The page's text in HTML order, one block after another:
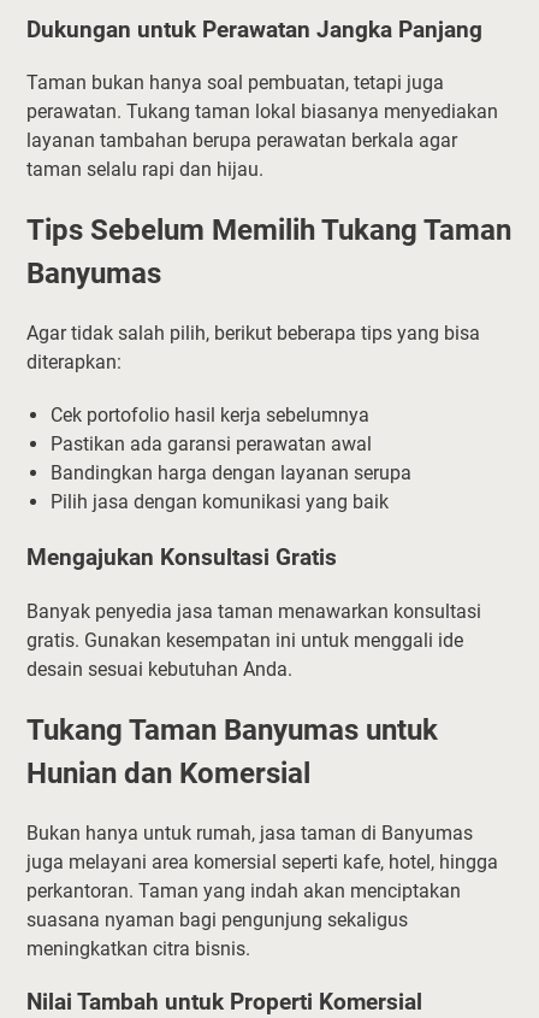
Dukungan untuk Perawatan Jangka Panjang
Taman bukan hanya soal pembuatan, tetapi juga
perawatan. Tukang taman lokal biasanya menyediakan
layanan tambahan berupa perawatan berkala agar
taman selalu rapi dan hijau.
Tips Sebelum Memilih Tukang Taman
Banyumas
Agar tidak salah pilih, berikut beberapa tips yang bisa
diterapkan:
Cek portofolio hasil kerja sebelumnya
Pastikan ada garansi perawatan awal
Bandingkan harga dengan layanan serupa
Pilih jasa dengan komunikasi yang baik
Mengajukan Konsultasi Gratis
Banyak penyedia jasa taman menawarkan konsultasi
gratis. Gunakan kesempatan ini untuk menggali ide
desain sesuai kebutuhan Anda.
Tukang Taman Banyumas untuk
Hunian dan Komersial
Bukan hanya untuk rumah, jasa taman di Banyumas
juga melayani area komersial seperti kafe, hotel, hingga
perkantoran. Taman yang indah akan menciptakan
suasana nyaman bagi pengunjung sekaligus
meningkatkan citra bisnis.
Nilai Tambah untuk Properti Komersial